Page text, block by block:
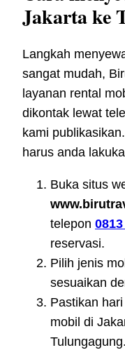
Jakarta ke
Langkah
sangat mudah,
layanan rental
dikontak lewat
kami
harus anda
Buka situs
telepon
reservasi.
Pilih jenis
sesuaikan
Pastikan
mobil di
Tulungagung.